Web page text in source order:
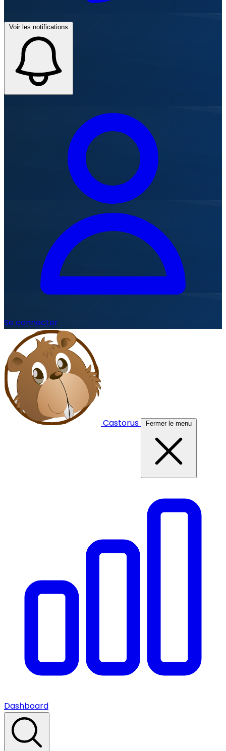
Voir les notifications
Se connecter
Castorus Fermer le menu
Dashboard